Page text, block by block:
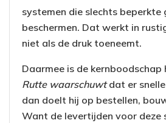
systemen die slechts beperkte
beschermen. Dat werkt in
niet als de druk toeneemt.
Daarmee is de kernboodschap
Rutte waarschuwtdat er snelle
dan doelt hij op bestellen,
Want de levertijden voor deze